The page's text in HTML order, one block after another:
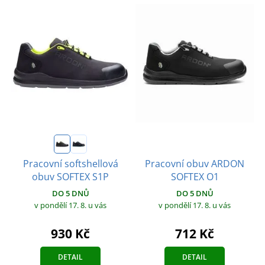
Pracovní softshellová
obuv SOFTEX S1P
DO 5 DNŮ
v pondělí 17. 8. u vás
930 Kč
DETAIL
Pracovní obuv ARDON
SOFTEX O1
DO 5 DNŮ
v pondělí 17. 8. u vás
712 Kč
DETAIL